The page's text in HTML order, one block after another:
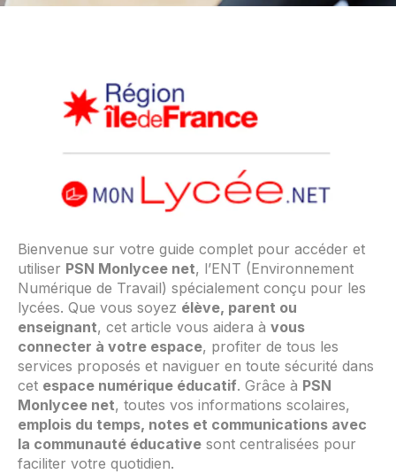
Bienvenue sur votre guide complet pour accéder et
utiliser PSN Monlycee net, l’ENT (Environnement
Numérique de Travail) spécialement conçu pour les
lycées. Que vous soyez élève, parent ou
enseignant, cet article vous aidera à vous
connecter à votre espace, profiter de tous les
services proposés et naviguer en toute sécurité dans
cet espace numérique éducatif. Grâce à PSN
Monlycee net, toutes vos informations scolaires,
emplois du temps, notes et communications avec
la communauté éducative sont centralisées pour
faciliter votre quotidien.